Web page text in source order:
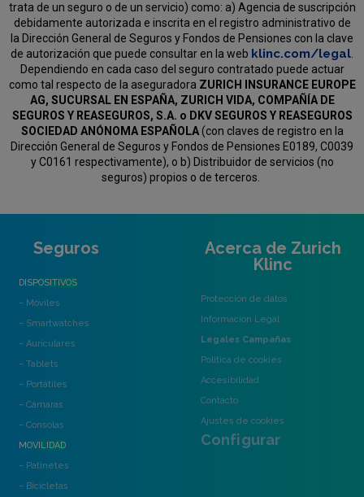
trata de un seguro o de un servicio) como: a) Agencia de suscripción
debidamente autorizada e inscrita en el registro administrativo de
la Dirección General de Seguros y Fondos de Pensiones con la clave
de autorización que puede consultar en la web klinc.com/legal.
Dependiendo en cada caso del seguro contratado puede actuar
como tal respecto de la aseguradora ZURICH INSURANCE EUROPE
AG, SUCURSAL EN ESPAÑA, ZURICH VIDA, COMPAÑÍA DE
SEGUROS Y REASEGUROS, S.A. o DKV SEGUROS Y REASEGUROS
SOCIEDAD ANÓNOMA ESPAÑOLA(con claves de registro en la
Dirección General de Seguros y Fondos de Pensiones E0189, C0039
y C0161 respectivamente), o b) Distribuidor de servicios (no
seguros) propios o de terceros.
Seguros
DISPOSITIVOS
– Móviles
– Smartwatches
– Auriculares
– Tablets
– Portátiles
– Cámaras
– Consolas
MOVILIDAD
– Patinetes
– Bicicletas
Acerca de Zurich
Klinc
Protección de datos
Información Legal
Legales Campañas
Política de cookies
Accesibilidad
Contacto
Ajustes de cookies
Configurar